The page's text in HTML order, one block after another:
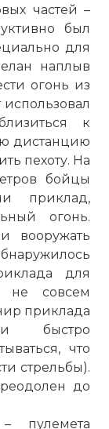
частей –
был
для
наплыв
огонь из
к
дистанцию
пехоту. На
бойцы
приклад,
огонь.
вооружать
для
не совсем
приклада
быстро
что
стрельбы).
до
– пулемета